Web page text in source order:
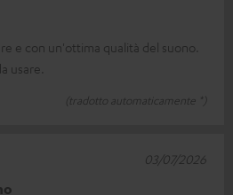
e con un'ottima qualità del suono.
usare.
(tradotto automaticamente *)
03/07/2026